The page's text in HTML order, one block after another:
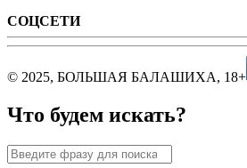
СОЦСЕТИ
© 2025, БОЛЬШАЯ БАЛАШИХА, 18+
Что будем искать?